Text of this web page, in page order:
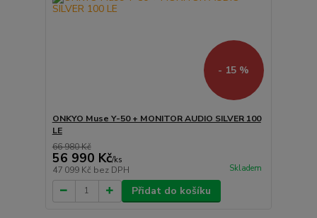
- 15 %
ONKYO Muse Y-50 + MONITOR AUDIO SILVER 100
LE
66 980 Kč
56 990 Kč/ks
47 099 Kč bez DPH Skladem
Přidat do košíku